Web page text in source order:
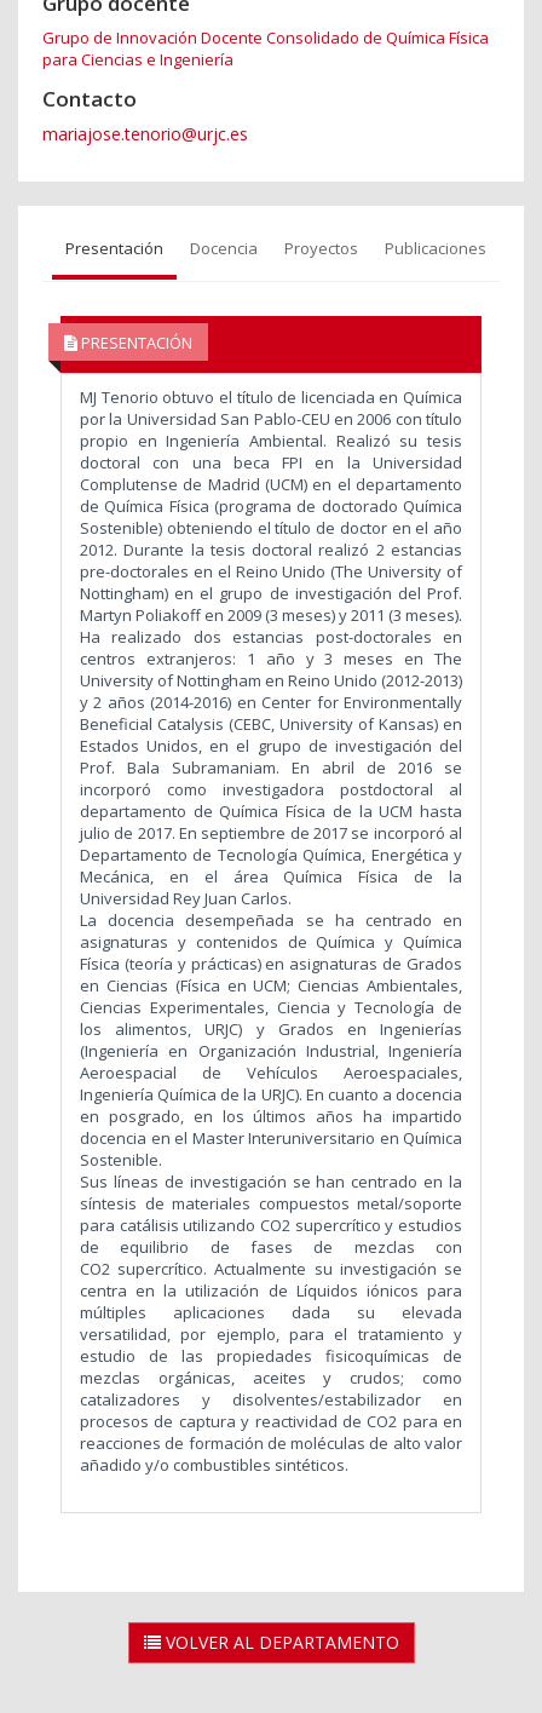
Grupo de Innovación Docente Consolidado de Química Física
para Ciencias e Ingeniería
Contacto
mariajose.tenorio@urjc.es
Presentación Docencia Proyectos Publicaciones
PRESENTACIÓN
MJ Tenorio obtuvo el título de licenciada en Química
por la Universidad San Pablo-CEU en 2006 con título
propio en Ingeniería Ambiental. Realizó su tesis
doctoral con una beca FPI en la Universidad
Complutense de Madrid (UCM) en el departamento
de Química Física (programa de doctorado Química
Sostenible) obteniendo el título de doctor en el año
2012. Durante la tesis doctoral realizó 2 estancias
pre-doctorales en el Reino Unido (The University of
Nottingham) en el grupo de investigación del Prof.
Martyn Poliakoff en 2009 (3 meses) y 2011 (3 meses).
Ha realizado dos estancias post-doctorales en
centros extranjeros: 1 año y 3 meses en The
University of Nottingham en Reino Unido (2012-2013)
y 2 años (2014-2016) en Center for Environmentally
Beneficial Catalysis (CEBC, University of Kansas) en
Estados Unidos, en el grupo de investigación del
Prof. Bala Subramaniam. En abril de 2016 se
incorporó como investigadora postdoctoral al
departamento de Química Física de la UCM hasta
julio de 2017. En septiembre de 2017 se incorporó al
Departamento de Tecnología Química, Energética y
Mecánica, en el área Química Física de la
Universidad Rey Juan Carlos.
La docencia desempeñada se ha centrado en
asignaturas y contenidos de Química y Química
Física (teoría y prácticas) en asignaturas de Grados
en Ciencias (Física en UCM; Ciencias Ambientales,
Ciencias Experimentales, Ciencia y Tecnología de
los alimentos, URJC) y Grados en Ingenierías
(Ingeniería en Organización Industrial, Ingeniería
Aeroespacial de Vehículos Aeroespaciales,
Ingeniería Química de la URJC). En cuanto a docencia
en posgrado, en los últimos años ha impartido
docencia en el Master Interuniversitario en Química
Sostenible.
Sus líneas de investigación se han centrado en la
síntesis de materiales compuestos metal/soporte
para catálisis utilizando CO2 supercrítico y estudios
de equilibrio de fases de mezclas con
CO2 supercrítico. Actualmente su investigación se
centra en la utilización de Líquidos iónicos para
múltiples aplicaciones dada su elevada
versatilidad, por ejemplo, para el tratamiento y
estudio de las propiedades fisicoquímicas de
mezclas orgánicas, aceites y crudos; como
catalizadores y disolventes/estabilizador en
procesos de captura y reactividad de CO2 para en
reacciones de formación de moléculas de alto valor
añadido y/o combustibles sintéticos.
VOLVER AL DEPARTAMENTO